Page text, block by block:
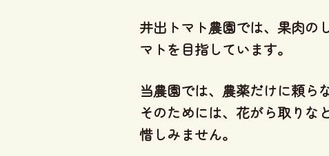
井出トマト農園では、 果肉の
マトを目指しています。
当農園では、 農薬だけに頼ら
そのためには、花がら取りな
惜しみません。